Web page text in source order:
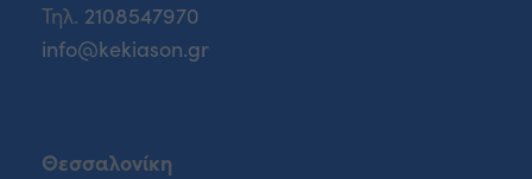
Τηλ. 2108547970
info@kekiason.gr
Θεσσαλονίκη